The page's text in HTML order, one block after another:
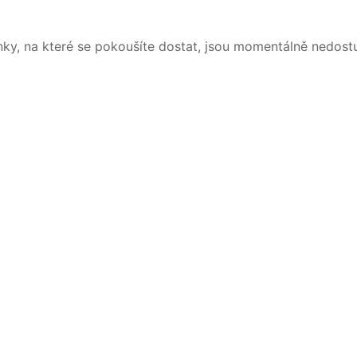
na které se pokoušíte dostat, jsou momentálně